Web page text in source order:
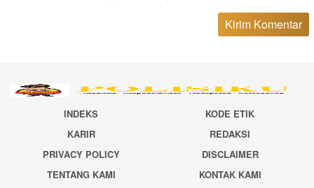
INDEKS
KODE ETIK
KARIR
REDAKSI
PRIVACY POLICY
DISCLAIMER
TENTANG KAMI
KONTAK KAMI